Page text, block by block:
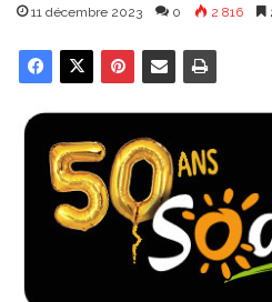
11 décembre 2023 0 2 816